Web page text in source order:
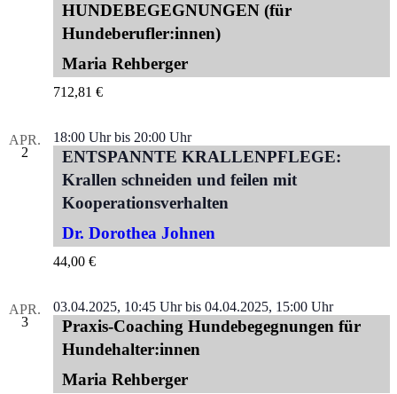
HUNDEBEGEGNUNGEN (für
Hundeberufler:innen)
Maria Rehberger
712,81 €
APR.
2
18:00 Uhrbis 20:00 Uhr
ENTSPANNTE KRALLENPFLEGE:
Krallen schneiden und feilen mit
Kooperationsverhalten
Dr. Dorothea Johnen
44,00 €
APR.
3
03.04.2025, 10:45 Uhrbis 04.04.2025, 15:00 Uhr
Praxis-Coaching Hundebegegnungen für
Hundehalter:innen
Maria Rehberger